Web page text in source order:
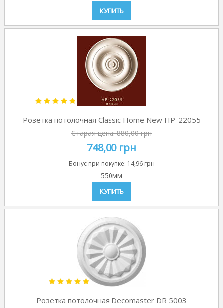
КУПИТЬ
Розетка потолочная Classic Home New HP-22055
Старая цена:880,00 грн
748,00 грн
Бонус при покупке: 14,96 грн
550мм
КУПИТЬ
Розетка потолочная Decomaster DR 5003